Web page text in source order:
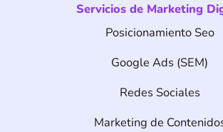
Servicios de Marketing
Posicionamiento Seo
Google Ads (SEM)
Redes Sociales
Marketing de